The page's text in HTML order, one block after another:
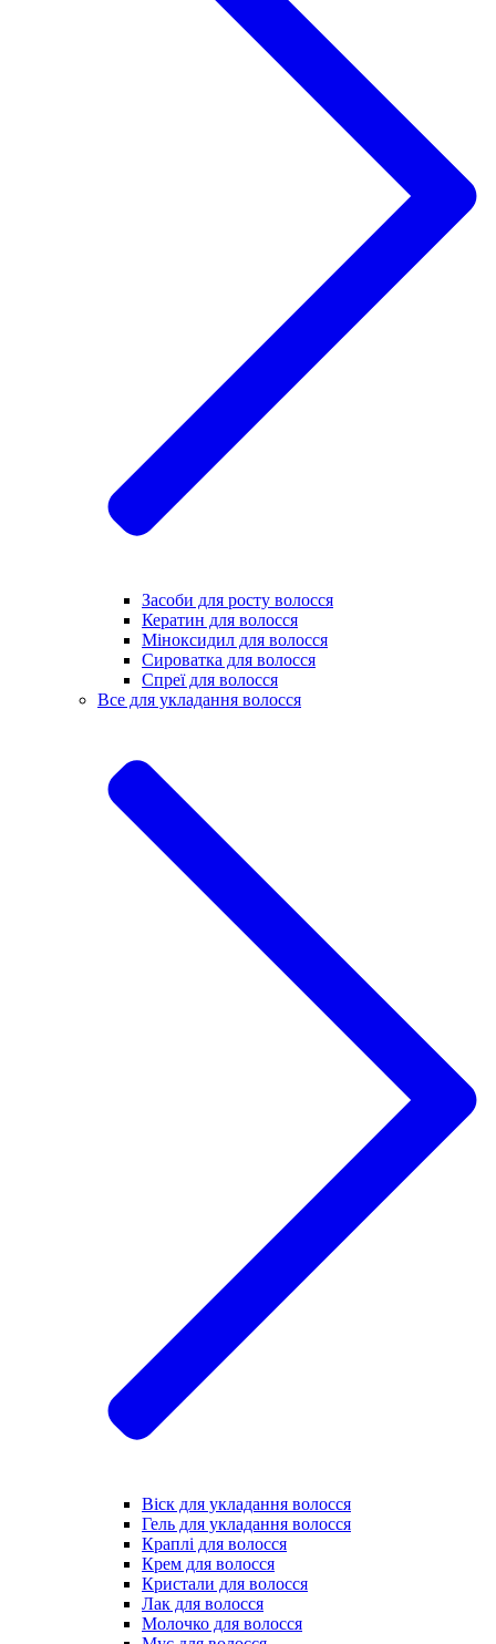
Засоби для росту волосся
Кератин для волосся
Міноксидил для волосся
Сироватка для волосся
Спреї для волосся
Все для укладання волосся
Віск для укладання волосся
Гель для укладання волосся
Краплі для волосся
Крем для волосся
Кристали для волосся
Лак для волосся
Молочко для волосся